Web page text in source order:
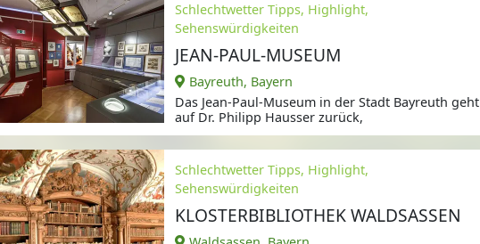
Schlechtwetter Tipps, Highlight,
Sehenswürdigkeiten
JEAN-PAUL-MUSEUM
Bayreuth, Bayern
Das Jean-Paul-Museum in der Stadt Bayreuth geht
auf Dr. Philipp Hausser zurück,
Schlechtwetter Tipps, Highlight,
Sehenswürdigkeiten
KLOSTERBIBLIOTHEK WALDSASSEN